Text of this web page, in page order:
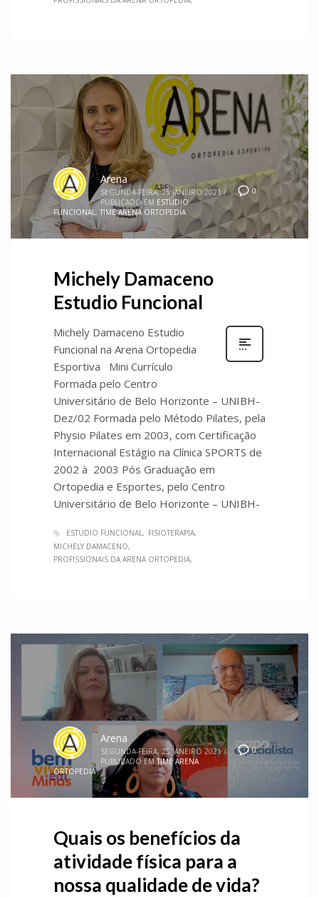
0
Arena
SEGUNDA-FEIRA, 25 JANEIRO 2021 /
PUBLICADO EM ESTÚDIO
FUNCIONAL , TIME ARENA ORTOPEDIA
Michely Damaceno
Estudio Funcional
Michely Damaceno Estudio
Funcional na Arena Ortopedia
Esportiva Mini Currículo
Formada pelo Centro
Universitário de Belo Horizonte – UNIBH-
Dez/02 Formada pelo Método Pilates, pela
Physio Pilates em 2003, com Certificação
Internacional Estágio na Clínica SPORTS de
2002 à 2003 Pós Graduação em
Ortopedia e Esportes, pelo Centro
Universitário de Belo Horizonte – UNIBH-
ESTUDIO FUNCIONAL
FISIOTERAPIA
MICHELY DAMACENO
PROFISSIONAIS DA ARENA ORTOPEDIA
0
Arena
SEGUNDA-FEIRA, 25 JANEIRO 2021 /
PUBLICADO EM TIME ARENA
ORTOPEDIA
Quais os benefícios da
atividade física para a
nossa qualidade de vida?